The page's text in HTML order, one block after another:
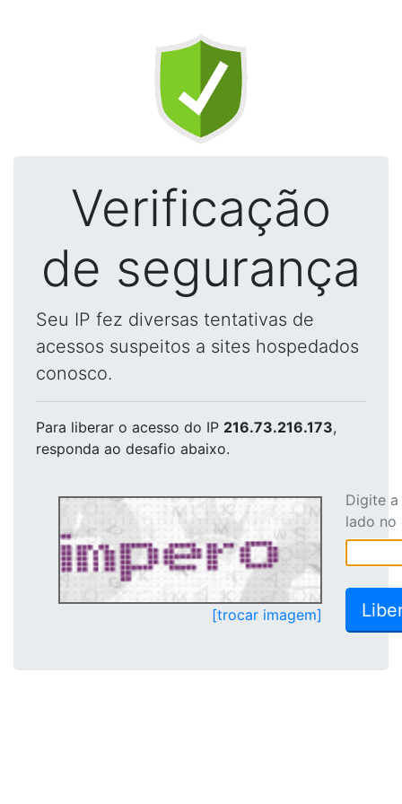
Verificação
de segurança
Seu IP fez diversas tentativas de
acessos suspeitos a sites hospedados
conosco.
Para liberar o acesso do IP 216.73.216.173,
responda ao desafio abaixo.
[trocar imagem]
Digite
lado no